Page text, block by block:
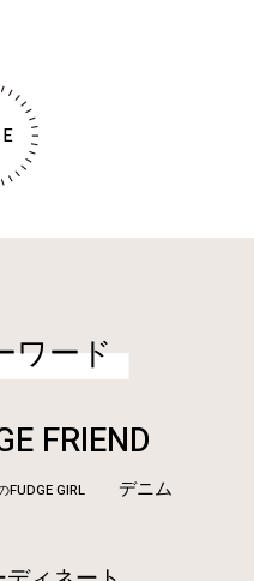
ワード
FRIEND
FUDGE GIRL デニム